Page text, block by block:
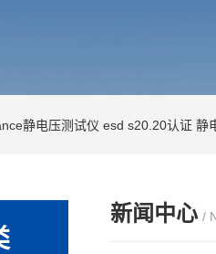
静电压测试仪 esd s20.20认证 静
新闻中心 /